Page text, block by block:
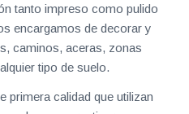
tanto impreso como pulido
encargamos de decorar y
caminos, aceras, zonas
tipo de suelo.
primera calidad que utilizan